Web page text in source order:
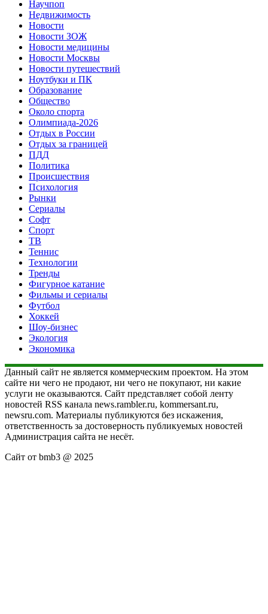
Научпоп
Недвижимость
Новости
Новости ЗОЖ
Новости медицины
Новости Москвы
Новости путешествий
Ноутбуки и ПК
Образование
Общество
Около спорта
Олимпиада-2026
Отдых в России
Отдых за границей
ПДД
Политика
Происшествия
Психология
Рынки
Сериалы
Софт
Спорт
ТВ
Теннис
Технологии
Тренды
Фигурное катание
Фильмы и сериалы
Футбол
Хоккей
Шоу-бизнес
Экология
Экономика
Данный сайт не является коммерческим проектом. На этом
сайте ни чего не продают, ни чего не покупают, ни какие
услуги не оказываются. Сайт представляет собой ленту
новостей RSS канала news.rambler.ru, kommersant.ru,
newsru.com. Материалы публикуются без искажения,
ответственность за достоверность публикуемых новостей
Администрация сайта не несёт.
Сайт от bmb3 @ 2025